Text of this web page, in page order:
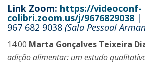
Link Zoom: https://videoconf-
colibri.zoom.us/j/9676829038 |
967 682 9038 (Sala Pessoal
14:00 Marta Gonçalves Teixeira
adição alimentar: um estudo